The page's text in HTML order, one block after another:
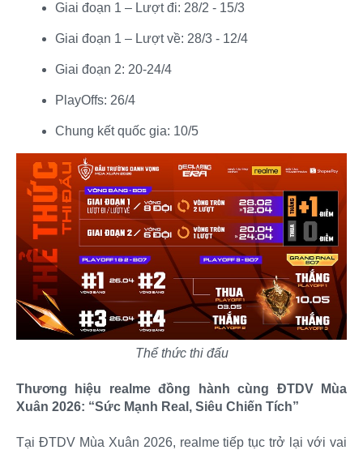
Giai đoạn 1 – Lượt đi: 28/2 - 15/3​
Giai đoạn 1 – Lượt về: 28/3 - 12/4​
Giai đoạn 2: 20-24/4​
PlayOffs: 26/4​
Chung kết quốc gia: 10/5​
Thể thức thi đấu
Thương hiệu realme đồng hành cùng ĐTDV Mùa
Xuân 2026: “Sức Mạnh Real, Siêu Chiến Tích”
Tại ĐTDV Mùa Xuân 2026, realme tiếp tục trở lại với vai